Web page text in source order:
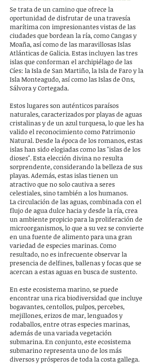
Se trata de un camino que ofrece la
oportunidad de disfrutar de una travesía
marítima con impresionantes vistas de las
ciudades que bordean la ría, como Cangas y
Moaña, así como de las maravillosas Islas
Atlánticas de Galicia. Estas incluyen las tres
islas que conforman el archipiélago de las
Cíes: la Isla de San Martiño, la Isla de Faro y la
Isla Monteagudo, así como las Islas de Ons,
Sálvora y Cortegada.
Estos lugares son auténticos paraísos
naturales, caracterizados por playas de aguas
cristalinas y de un azul turquesa, lo que les ha
valido el reconocimiento como Patrimonio
Natural. Desde la época de los romanos, estas
islas han sido elogiadas como las "islas de los
dioses". Esta elección divina no resulta
sorprendente, considerando la belleza de sus
playas. Además, estas islas tienen un
atractivo que no solo cautiva a seres
celestiales, sino también a los humanos.
La circulación de las aguas, combinada con el
flujo de agua dulce hacia y desde la ría, crea
un ambiente propicio para la proliferación de
microorganismos, lo que a su vez se convierte
en una fuente de alimento para una gran
variedad de especies marinas. Como
resultado, no es infrecuente observar la
presencia de delfines, ballenas y focas que se
acercan a estas aguas en busca de sustento.
En este ecosistema marino, se puede
encontrar una rica biodiversidad que incluye
bogavantes, centollos, pulpos, percebes,
mejillones, erizos de mar, lenguados y
rodaballos, entre otras especies marinas,
además de una variada vegetación
submarina. En conjunto, este ecosistema
submarino representa uno de los más
diversos y prósperos de toda la costa gallega.